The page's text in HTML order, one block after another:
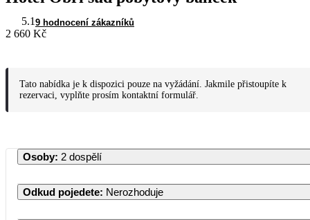
5.1 9 hodnocení zákazníků
2 660 Kč
Tato nabídka je k dispozici pouze na vyžádání. Jakmile přistoupíte k
rezervaci, vyplňte prosím kontaktní formulář.
Osoby: 2 dospělí
Odkud pojedete: Nerozhoduje